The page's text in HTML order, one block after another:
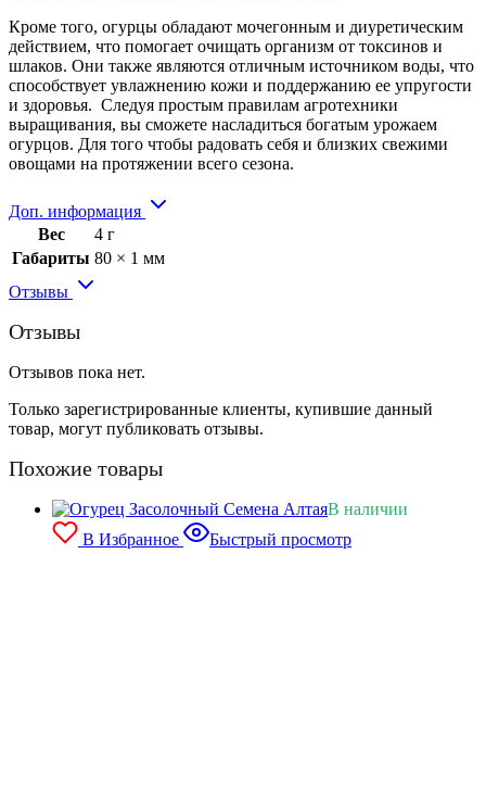
Кроме того, огурцы обладают мочегонным и диуретическим
действием, что помогает очищать организм от токсинов и
шлаков. Они также являются отличным источником воды, что
способствует увлажнению кожи и поддержанию ее упругости
и здоровья. Следуя простым правилам агротехники
выращивания, вы сможете насладиться богатым урожаем
огурцов. Для того чтобы радовать себя и близких свежими
овощами на протяжении всего сезона.
Доп. информация
Вес
4 г
Габариты 80 × 1 мм
Отзывы
Отзывы
Отзывов пока нет.
Только зарегистрированные клиенты, купившие данный
товар, могут публиковать отзывы.
Похожие товары
В наличии
В Избранное
Быстрый просмотр